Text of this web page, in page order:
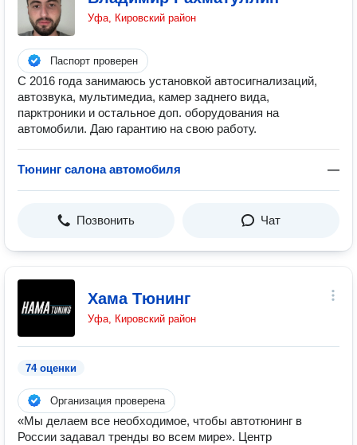
Уфа, Кировский район
Паспорт проверен
С 2016 года занимаюсь установкой автосигнализаций,
автозвука, мультимедиа, камер заднего вида,
парктроники и остальное доп. оборудования на
автомобили. Даю гарантию на свою работу.
Тюнинг салона автомобиля —
Позвонить Чат
Хама Тюнинг
Уфа, Кировский район
74 оценки
Организация проверена
«Мы делаем все необходимое, чтобы автотюнинг в
России задавал тренды во всем мире». Центр